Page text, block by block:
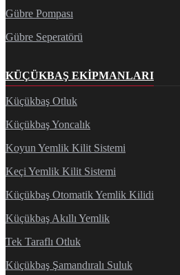
Gübre Pompası
Gübre Seperatörü
KÜÇÜKBAŞ EKIPMANLARI
Küçükbaş Otluk
Küçükbaş Yoncalık
Koyun Yemlik Kilit Sistemi
Keçi Yemlik Kilit Sistemi
Küçükbaş Otomatik Yemlik Kilidi
Küçükbaş Akıllı Yemlik
Tek Taraflı Otluk
Küçükbaş Şamandıralı Suluk